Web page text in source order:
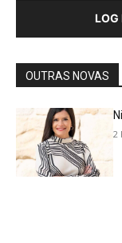
LOG
OUTRAS NOVAS
2